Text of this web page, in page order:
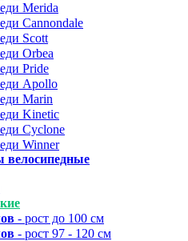
Merida
Cannondale
Scott
Orbea
Pride
Apollo
Marin
Kinetic
Cyclone
Winner
велосипедные
- рост до 100 см
- рост 97 - 120 см